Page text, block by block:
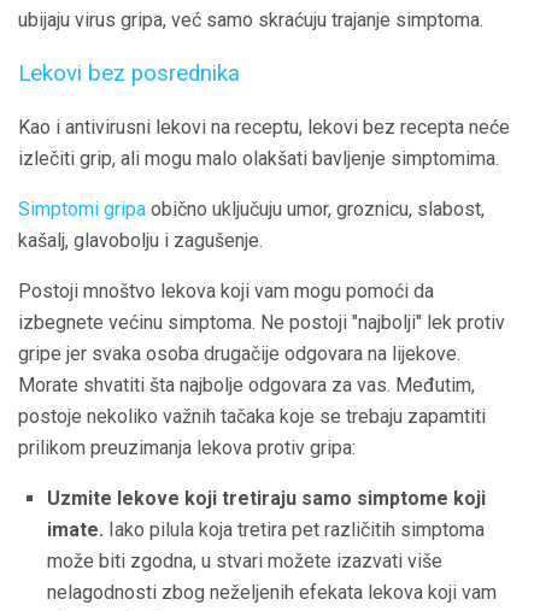
ubijaju virus gripa, već samo skraćuju trajanje simptoma.
Lekovi bez posrednika
Kao i antivirusni lekovi na receptu, lekovi bez recepta neće
izlečiti grip, ali mogu malo olakšati bavljenje simptomima.
Simptomi gripa obično uključuju umor, groznicu, slabost,
kašalj, glavobolju i zagušenje.
Postoji mnoštvo lekova koji vam mogu pomoći da
izbegnete većinu simptoma. Ne postoji "najbolji" lek protiv
gripe jer svaka osoba drugačije odgovara na lijekove.
Morate shvatiti šta najbolje odgovara za vas. Međutim,
postoje nekoliko važnih tačaka koje se trebaju zapamtiti
prilikom preuzimanja lekova protiv gripa:
Uzmite lekove koji tretiraju samo simptome koji
imate. Iako pilula koja tretira pet različitih simptoma
može biti zgodna, u stvari možete izazvati više
nelagodnosti zbog neželjenih efekata lekova koji vam